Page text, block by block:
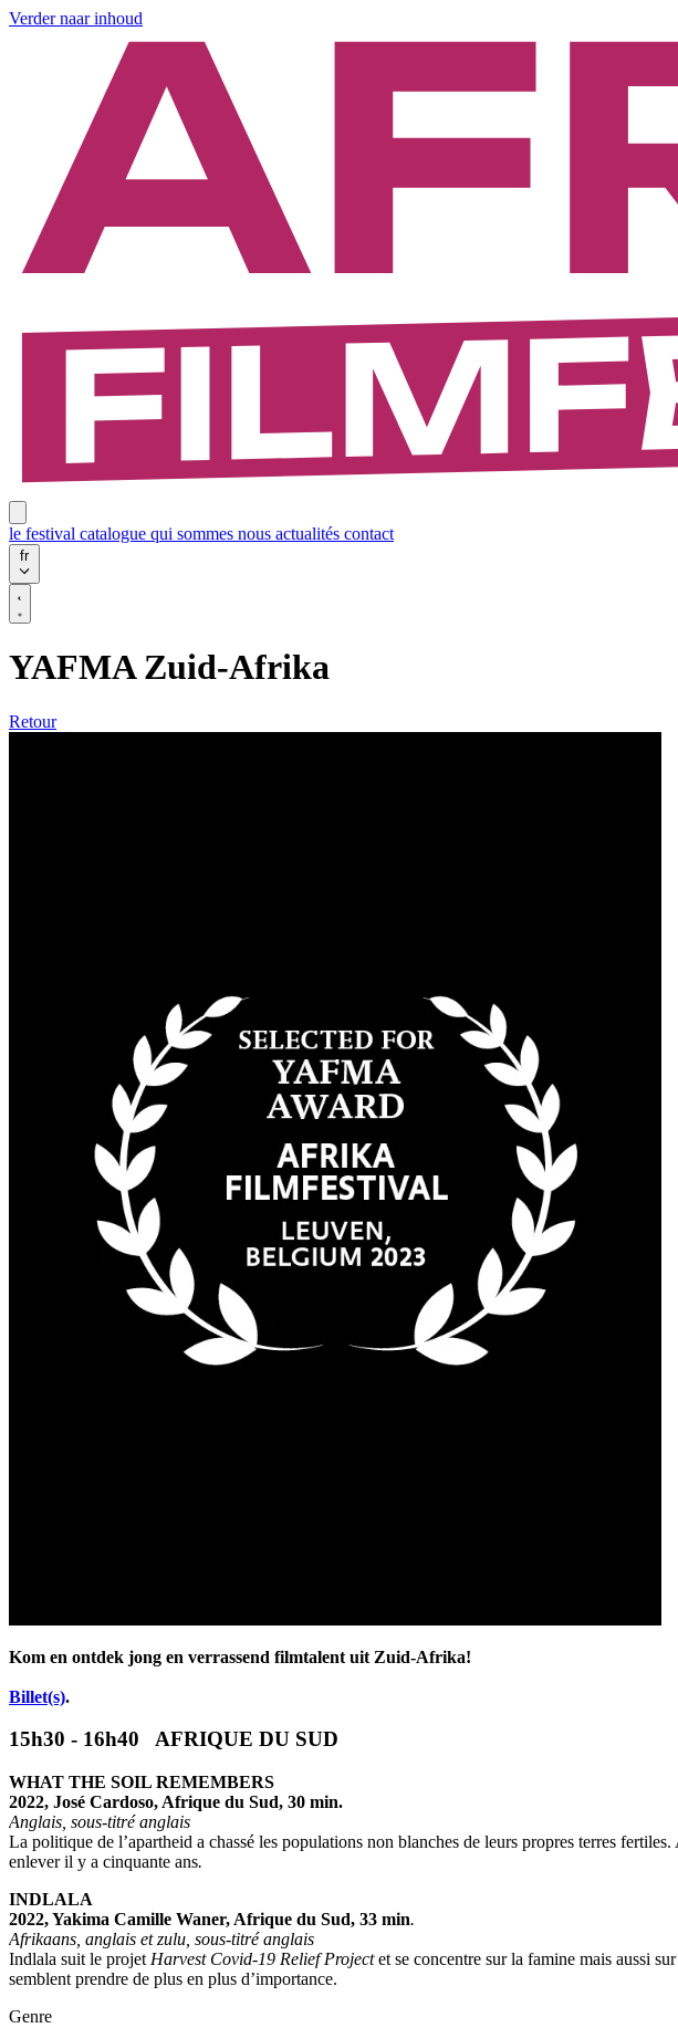
Verder naar inhoud
le festival catalogue qui sommes nous actualités contact
fr
YAFMA Zuid-Afrika
Retour
Kom en ontdek jong en verrassend filmtalent uit Zuid-Afrika!
Billet(s).
15h30 - 16h40 AFRIQUE DU SUD
WHAT THE SOIL REMEMBERS
2022, José Cardoso, Afrique du Sud, 30 min.
Anglais, sous-titré anglais
La politique de l’apartheid a chassé les populations non blanches de leurs propres terres
enlever il y a cinquante ans.
INDLALA
2022, Yakima Camille Waner, Afrique du Sud, 33 min.
Afrikaans, anglais et zulu, sous-titré anglais
Indlala suit le projet Harvest Covid-19 Relief Projectet se concentre sur la famine mais aussi
semblent prendre de plus en plus d’importance.
Genre